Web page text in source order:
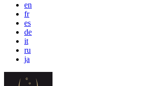
en
fr
es
de
it
ru
ja